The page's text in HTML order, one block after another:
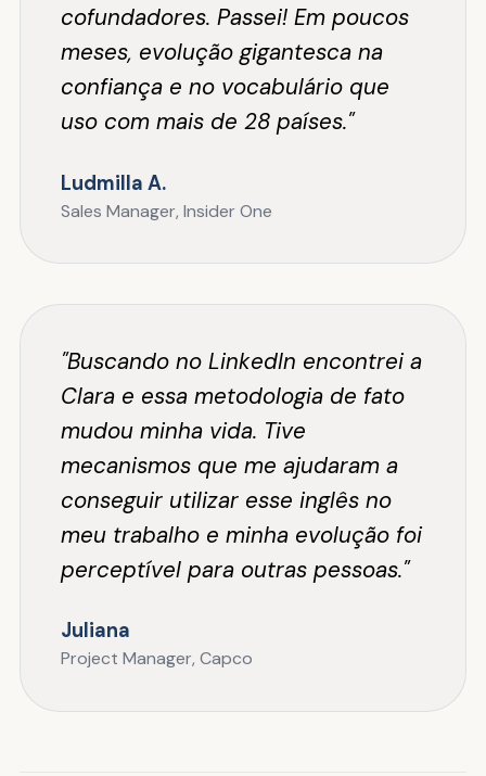
cofundadores. Passei! Em poucos
meses, evolução gigantesca na
confiança e no vocabulário que
uso com mais de 28 países."
Ludmilla A.
Sales Manager, Insider One
"Buscando no LinkedIn encontrei a
Clara e essa metodologia de fato
mudou minha vida. Tive
mecanismos que me ajudaram a
conseguir utilizar esse inglês no
meu trabalho e minha evolução foi
perceptível para outras pessoas."
Juliana
Project Manager, Capco